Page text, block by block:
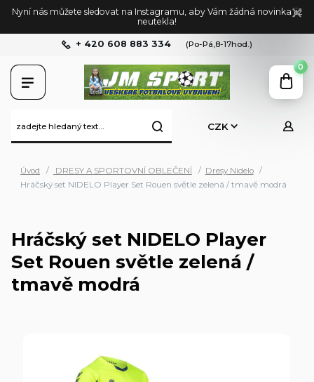
Nyní nás můžete sledovat na Instagramu, aby Vám žádná novinka již
neutekla!
CZK
+ 420 608 883 334 (Po-Pá,8-17hod.)
0
Úvod DRESY A SPORTOVNÍ OBLEČENÍ
Dresy Nidelo
Hráčský set NIDELO Player Set Rouen světle zelená / tmavě modrá
Hráčský set NIDELO Player
Set Rouen světle zelená /
tmavě modrá